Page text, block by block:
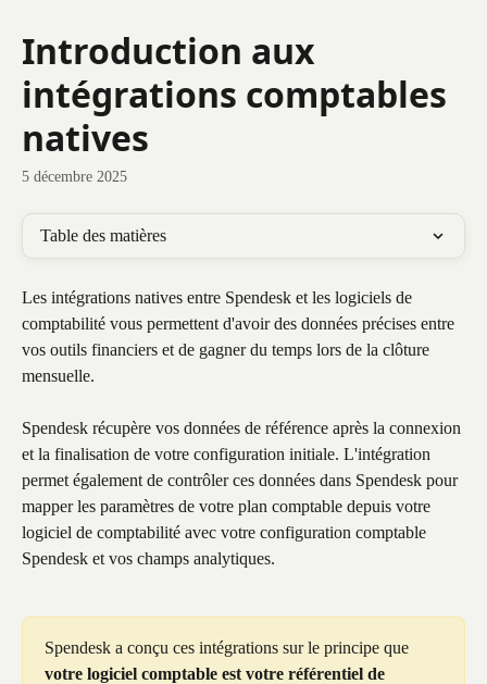
Introduction aux
intégrations comptables
natives
5 décembre 2025
Table des matières
Les intégrations natives entre Spendesk et les logiciels de
comptabilité vous permettent d'avoir des données précises entre
vos outils financiers et de gagner du temps lors de la clôture
mensuelle.
Spendesk récupère vos données de référence après la connexion
et la finalisation de votre configuration initiale. L'intégration
permet également de contrôler ces données dans Spendesk pour
mapper les paramètres de votre plan comptable depuis votre
logiciel de comptabilité avec votre configuration comptable
Spendesk et vos champs analytiques.
Spendesk a conçu ces intégrations sur le principe que
votre logiciel comptable est votre référentiel de